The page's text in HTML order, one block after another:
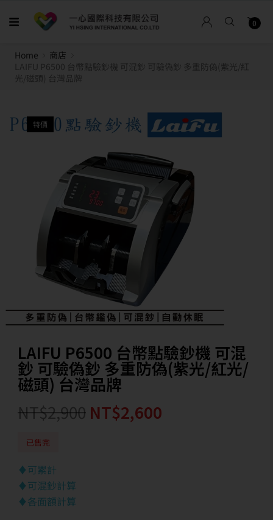
0
Home
商店
LAIFU P6500 台幣點驗鈔機 可混鈔 可驗偽鈔 多重防偽(紫光/紅
光/磁頭) 台灣品牌
特價
LAIFU P6500 台幣點驗鈔機 可混
鈔 可驗偽鈔 多重防偽(紫光/紅光/
磁頭) 台灣品牌
NT$2,900 NT$2,600
已售完
♦可累計
♦可混鈔計算
♦各面額計算